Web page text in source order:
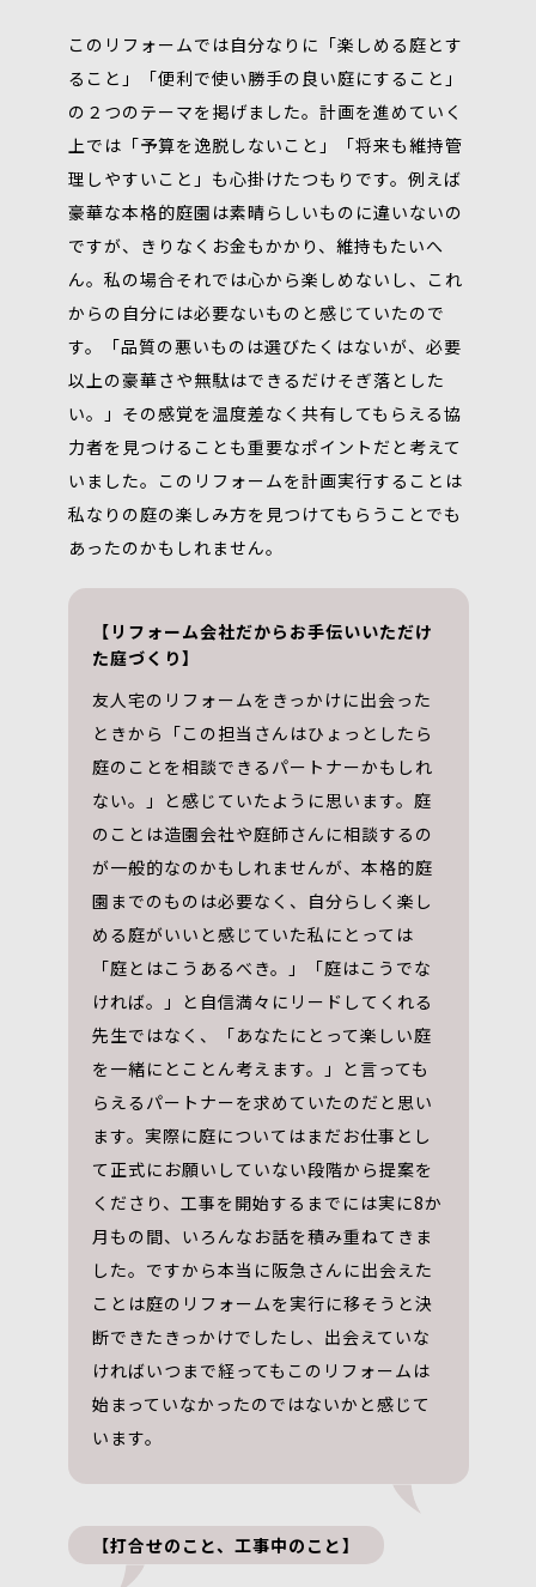
このリフォームでは自分なりに「楽しめる庭とす
ること」「便利で使い勝手の良い庭にすること」
の２つのテーマを掲げました。計画を進めていく
上では「予算を逸脱しないこと」「将来も維持管
理しやすいこと」も心掛けたつもりです。例えば
豪華な本格的庭園は素晴らしいものに違いないの
ですが、きりなくお金もかかり、維持もたいへ
ん。私の場合それでは心から楽しめないし、これ
からの自分には必要ないものと感じていたので
す。「品質の悪いものは選びたくはないが、必要
以上の豪華さや無駄はできるだけそぎ落とした
い。」その感覚を温度差なく共有してもらえる協
力者を見つけることも重要なポイントだと考えて
いました。このリフォームを計画実行することは
私なりの庭の楽しみ方を見つけてもらうことでも
あったのかもしれません。
【リフォーム会社だからお手伝いいただけ
た庭づくり】
友人宅のリフォームをきっかけに出会った
ときから「この担当さんはひょっとしたら
庭のことを相談できるパートナーかもしれ
ない。」と感じていたように思います。庭
のことは造園会社や庭師さんに相談するの
が一般的なのかもしれませんが、本格的庭
園までのものは必要なく、自分らしく楽し
める庭がいいと感じていた私にとっては
「庭とはこうあるべき。」「庭はこうでな
ければ。」と自信満々にリードしてくれる
先生ではなく、「あなたにとって楽しい庭
を一緒にとことん考えます。」と言っても
らえるパートナーを求めていたのだと思い
ます。実際に庭についてはまだお仕事とし
て正式にお願いしていない段階から提案を
くださり、工事を開始するまでには実に8か
月もの間、いろんなお話を積み重ねてきま
した。ですから本当に阪急さんに出会えた
ことは庭のリフォームを実行に移そうと決
断できたきっかけでしたし、出会えていな
ければいつまで経ってもこのリフォームは
始まっていなかったのではないかと感じて
います。
【打合せのこと、工事中のこと】